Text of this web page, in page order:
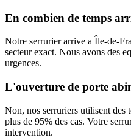
En combien de temps
Notre serrurier arrive a Île-de-
secteur exact. Nous avons des
urgences.
L'ouverture de porte
Non, nos serruriers utilisent des
plus de 95% des cas. Votre
intervention.